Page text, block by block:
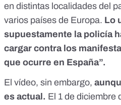
en distintas localidades del
varios países de Europa. Lo
supuestamente la policía
cargar contra los
que ocurre en España”.
El vídeo, sin embargo,
es actual. El 1 de diciembre